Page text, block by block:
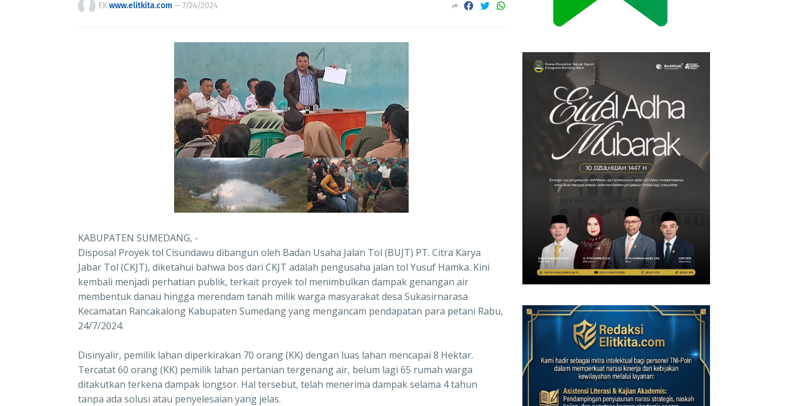
EKwww.elitkita.com —7/24/2024
KABUPATEN SUMEDANG, -
Disposal Proyek tol Cisundawu dibangun oleh Badan Usaha Jalan Tol (BUJT) PT. Citra Karya
Jabar Tol (CKJT), diketahui bahwa bos dari CKJT adalah pengusaha jalan tol Yusuf Hamka. Kini
kembali menjadi perhatian publik, terkait proyek tol menimbulkan dampak genangan air
membentuk danau hingga merendam tanah milik warga masyarakat desa Sukasirnarasa
Kecamatan Rancakalong Kabupaten Sumedang yang mengancam pendapatan para petani Rabu,
24/7/2024.
Disinyalir, pemilik lahan diperkirakan 70 orang (KK) dengan luas lahan mencapai 8 Hektar.
Tercatat 60 orang (KK) pemilik lahan pertanian tergenang air, belum lagi 65 rumah warga
ditakutkan terkena dampak longsor. Hal tersebut, telah menerima dampak selama 4 tahun
tanpa ada solusi atau penyelesaian yang jelas.